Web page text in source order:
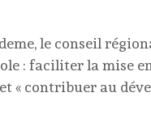
le conseil
: faciliter la mise
« contribuer au